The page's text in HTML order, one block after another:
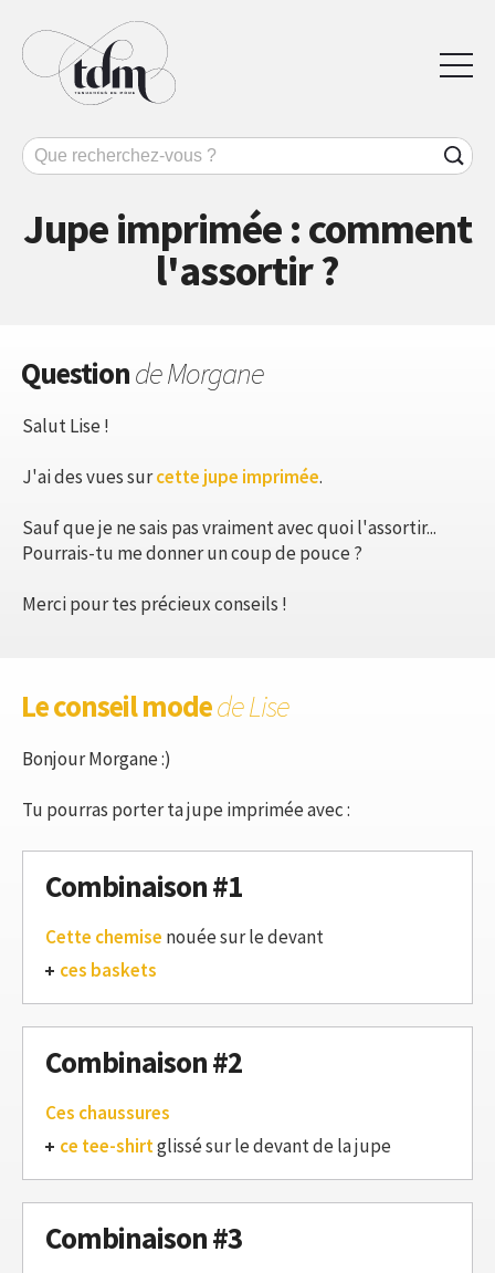
Jupe imprimée : comment
l'assortir ?
Questionde Morgane
Salut Lise !
J'ai des vues surcette jupe imprimée.
Sauf que je ne sais pas vraiment avec quoi l'assortir...
Pourrais-tu me donner un coup de pouce ?
Merci pour tes précieux conseils !
Le conseil modede Lise
Bonjour Morgane :)
Tu pourras porter ta jupe imprimée avec :
Combinaison #1
Cette chemise nouée sur le devant
ces baskets
Combinaison #2
Ces chaussures
ce tee-shirtglissé sur le devant de la jupe
Combinaison #3